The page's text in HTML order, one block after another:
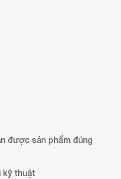
được sản phẩm đúng
kỹ thuật